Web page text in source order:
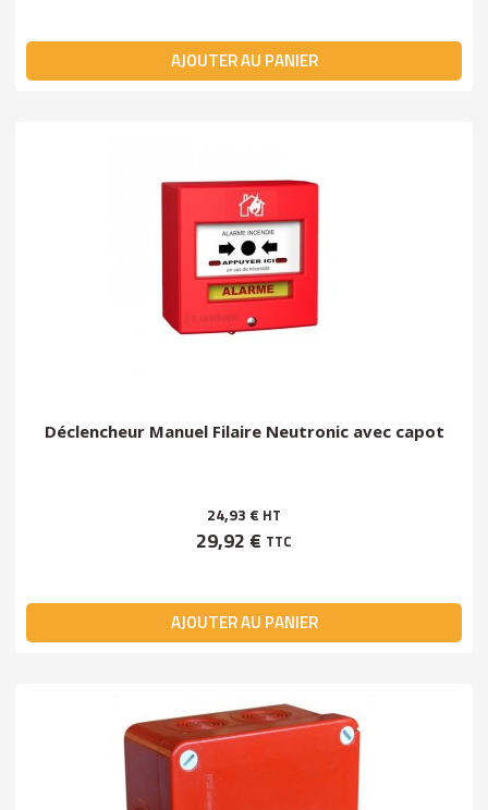
AJOUTER AU PANIER
Déclencheur Manuel Filaire Neutronic avec capot
24,93 € HT
29,92 € TTC
AJOUTER AU PANIER